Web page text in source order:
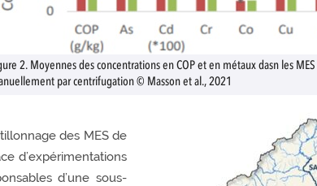
2. Moyennes des concentrations en COP et en métaux dasn les
par centrifugation © Masson et al., 2021
des MES de
d’expérimentations
d’une sous-